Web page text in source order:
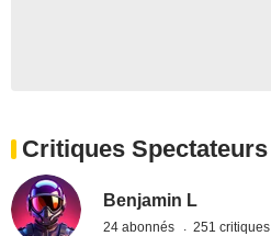
Critiques Spectateurs
Benjamin L
24 abonnés 251 critiques